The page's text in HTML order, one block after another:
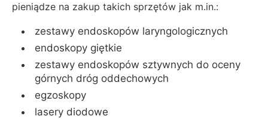
pieniądze na zakup takich sprzętów jak m.in.:
zestawy endoskopów laryngologicznych
endoskopy giętkie
zestawy endoskopów sztywnych do oceny
górnych dróg oddechowych
egzoskopy
lasery diodowe